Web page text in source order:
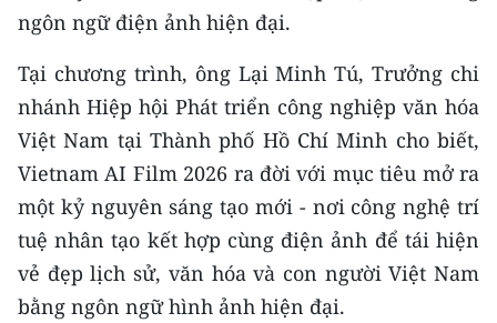
CHƯƠNG TRÌNH OCOP - MỖI XÃ
MỘT SẢN PHẨM
RADIO
MEDIA CENTER
E-Magazine
Video
Media Chính trị
ngôn ngữ điện ảnh hiện đại.
Tại chương trình, ông Lại Minh Tú, Trưởng chi
nhánh Hiệp hội Phát triển công nghiệp văn hóa
Việt Nam tại Thành phố Hồ Chí Minh cho biết,
Vietnam AI Film 2026 ra đời với mục tiêu mở ra
một kỷ nguyên sáng tạo mới - nơi công nghệ trí
tuệ nhân tạo kết hợp cùng điện ảnh để tái hiện
vẻ đẹp lịch sử, văn hóa và con người Việt Nam
bằng ngôn ngữ hình ảnh hiện đại.